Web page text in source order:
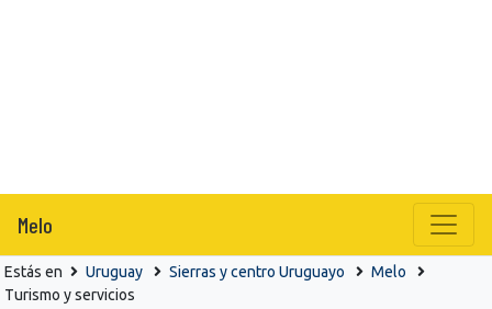
Melo
Estás en Uruguay Sierras y centro Uruguayo
Melo
Turismo y servicios